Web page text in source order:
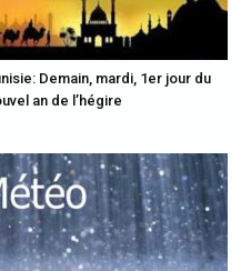
Demain, mardi, 1er jour du
an de l’hégire